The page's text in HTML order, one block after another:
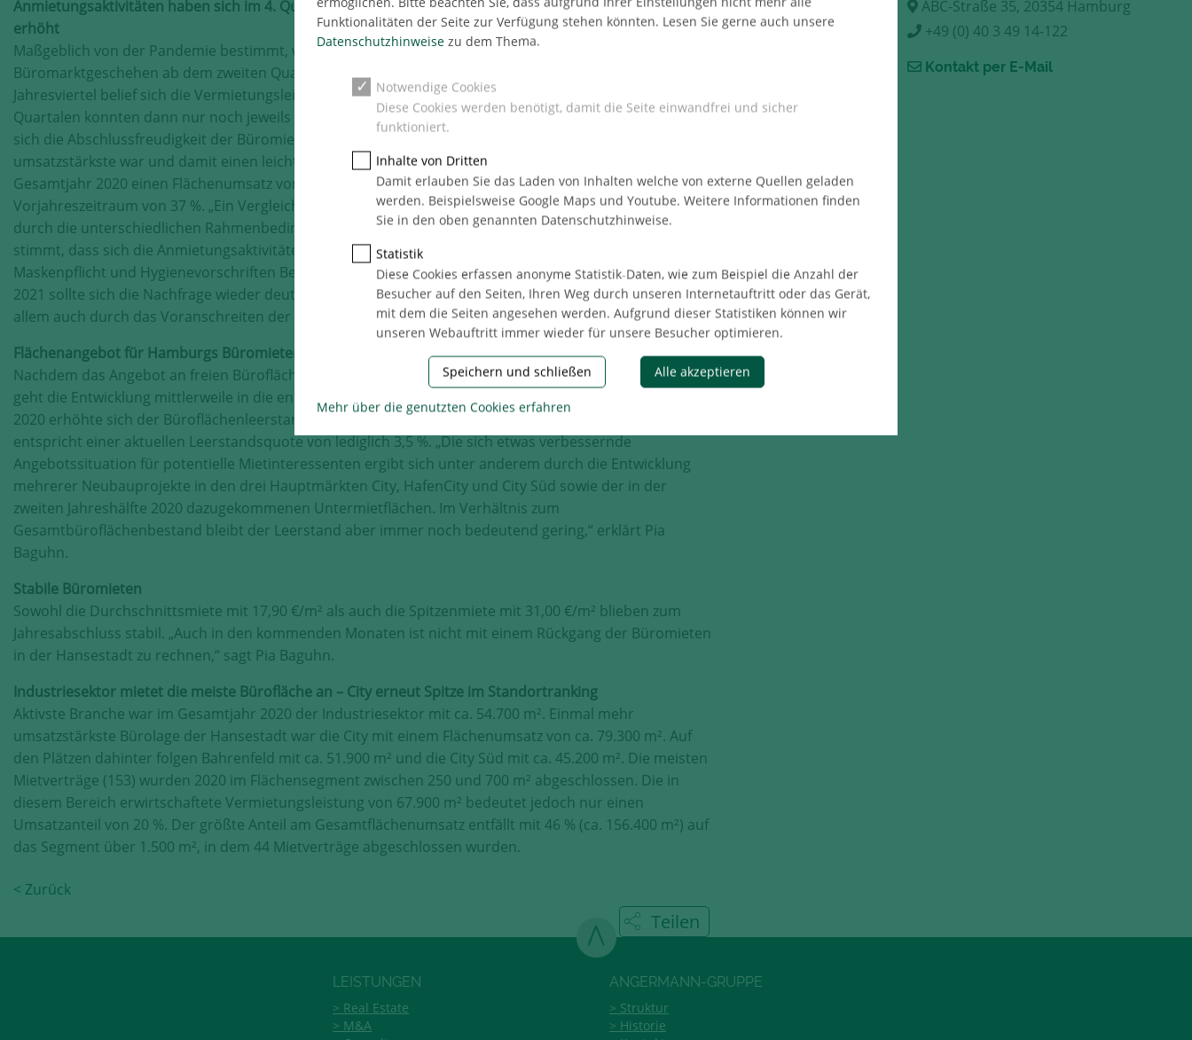
Anmietungsaktivitäten haben sich im 4. Quartal wieder leicht
erhöht
Maßgeblich von der Pandemie bestimmt, wurde das Hamburger
Büromarktgeschehen ab dem zweiten Quartal 2020. Im ersten
Jahresviertel belief sich die Vermietungsleistung noch auf ca. 98.000 m². In den darauffolgenden beiden
Quartalen konnten dann nur noch jeweils ca. 71.000 m² neu vermietet werden. Zum Jahresende steigerte
sich die Abschlussfreudigkeit der Büromieter wieder, sodass das vierte Quartal mit ca. 100.000 m² das
umsatzstärkste war und damit einen leichten Aufschwung zeigt. Insgesamt ergibt dies für das
Gesamtjahr 2020 einen Flächenumsatz von ca. 340.000 m² und einen Umsatzrückgang gegenüber dem
Vorjahreszeitraum von 37 %. „Ein Vergleich mit den deutlich umsatzstärkeren Vorjahren ist bedingt
durch die unterschiedlichen Rahmenbedingungen allerdings wenig aussagekräftig. Optimistisch für 2021
stimmt, dass sich die Anmietungsaktivitäten mittlerweile wieder spürbar erhöht haben und trotz
Maskenpflicht und Hygienevorschriften Besichtigungen stattfinden. Spätestens ab dem zweiten Halbjahr
2021 sollte sich die Nachfrage wieder deutlich erhöhen und im besten Fall ein Ende der Pandemie, vor
allem auch durch das Voranschreiten der Impfungen, absehbar sein“, so Pia Baguhn.
Flächenangebot für Hamburgs Büromieter nimmt zu
Nachdem das Angebot an freien Büroflächen sich in den vergangenen Jahren stetig weiter ausdünnte,
geht die Entwicklung mittlerweile in die entgegengesetzte Richtung. Verglichen mit dem dritten Quartal
2020 erhöhte sich der Büroflächenleerstand von ca. 460.000 m² sehr moderat auf ca. 485.000 m². Dies
entspricht einer aktuellen Leerstandsquote von lediglich 3,5 %. „Die sich etwas verbessernde
Angebotssituation für potentielle Mietinteressenten ergibt sich unter anderem durch die Entwicklung
mehrerer Neubauprojekte in den drei Hauptmärkten City, HafenCity und City Süd sowie der in der
zweiten Jahreshälfte 2020 dazugekommenen Untermietflächen. Im Verhältnis zum
Gesamtbüroflächenbestand bleibt der Leerstand aber immer noch bedeutend gering,“ erklärt Pia
Baguhn.
Stabile Büromieten
Sowohl die Durchschnittsmiete mit 17,90 €/m² als auch die Spitzenmiete mit 31,00 €/m² blieben zum
Jahresabschluss stabil. „Auch in den kommenden Monaten ist nicht mit einem Rückgang der Büromieten
in der Hansestadt zu rechnen,“ sagt Pia Baguhn.
Industriesektor mietet die meiste Bürofläche an – City erneut Spitze im Standortranking
Aktivste Branche war im Gesamtjahr 2020 der Industriesektor mit ca. 54.700 m². Einmal mehr
umsatzstärkste Bürolage der Hansestadt war die City mit einem Flächenumsatz von ca. 79.300 m². Auf
den Plätzen dahinter folgen Bahrenfeld mit ca. 51.900 m² und die City Süd mit ca. 45.200 m². Die meisten
Mietverträge (153) wurden 2020 im Flächensegment zwischen 250 und 700 m² abgeschlossen. Die in
diesem Bereich erwirtschaftete Vermietungsleistung von 67.900 m² bedeutet jedoch nur einen
Umsatzanteil von 20 %. Der größte Anteil am Gesamtflächenumsatz entfällt mit 46 % (ca. 156.400 m²) auf
das Segment über 1.500 m², in dem 44 Mietverträge abgeschlossen wurden.
< Zurück
Teilen
ABC-Straße 35, 20354 Hamburg
+49 (0) 40 3 49 14-122
Kontakt per E-Mail
LEISTUNGEN
Real Estate
M&A
ANGERMANN-GRUPPE
Struktur
Historie
Funktionalitäten der Seite zur Verfügung stehen könnten. Lesen Sie gerne auch unsere
Datenschutzhinweise zu dem Thema.
Notwendige Cookies
Diese Cookies werden benötigt, damit die Seite einwandfrei und sicher
funktioniert.
Inhalte von Dritten
Damit erlauben Sie das Laden von Inhalten welche von externe Quellen geladen
werden. Beispielsweise Google Maps und Youtube. Weitere Informationen finden
Sie in den oben genannten Datenschutzhinweise.
Statistik
Diese Cookies erfassen anonyme Statistik-Daten, wie zum Beispiel die Anzahl der
Besucher auf den Seiten, Ihren Weg durch unseren Internetauftritt oder das Gerät,
mit dem die Seiten angesehen werden. Aufgrund dieser Statistiken können wir
unseren Webauftritt immer wieder für unsere Besucher optimieren.
Speichern und schließen Alle akzeptieren
Mehr über die genutzten Cookies erfahren